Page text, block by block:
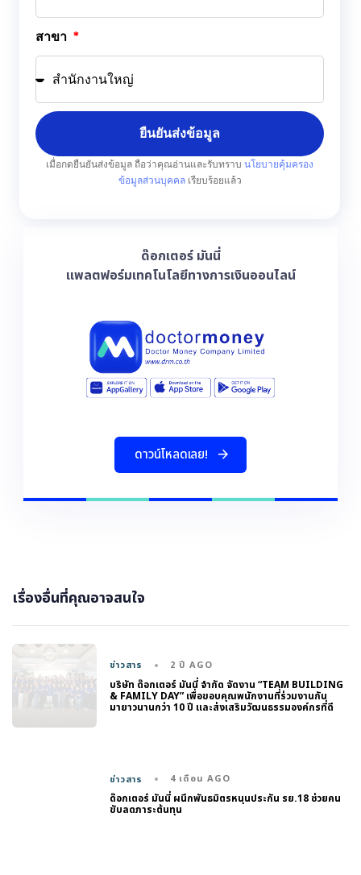
สาขา
ยืนยันส่งข้อมูล
เมื่อกดยืนยันส่งข้อมูล ถือว่าคุณอ่านและรับทราบ นโยบายคุ้มครอง
ข้อมูลส่วนบุคคล เรียบร้อยแล้ว
ด๊อกเตอร์ มันนี่
แพลตฟอร์มเทคโนโลยีทางการเงินออนไลน์
ดาวนโหลดเลย!
เรื่องอื่นที่คุณอาจสนใจ
ข่าวสาร 2 ปี AGO
บริษัท ด๊อกเตอร์ มันนี่ จำกัด จัดงาน “TEAM BUILDING
& FAMILY DAY” เพื่อขอบคุณพนักงานที่ร่วมงานกัน
มายาวนานกว่า 10 ปี และส่งเสริมวัฒนธรรมองค์กรที่ดี
ข่าวสาร 4 เดือน AGO
ด๊อกเตอร์ มันนี่ ผนึกพันธมิตรหนุนประกัน รย.18 ช่วยคน
ขับลดภาระต้นทุน